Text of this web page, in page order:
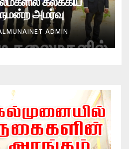
அமர்வு
ADMIN